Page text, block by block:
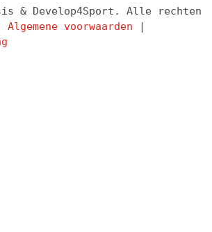
& Develop4Sport. Alle rechten
Algemene voorwaarden